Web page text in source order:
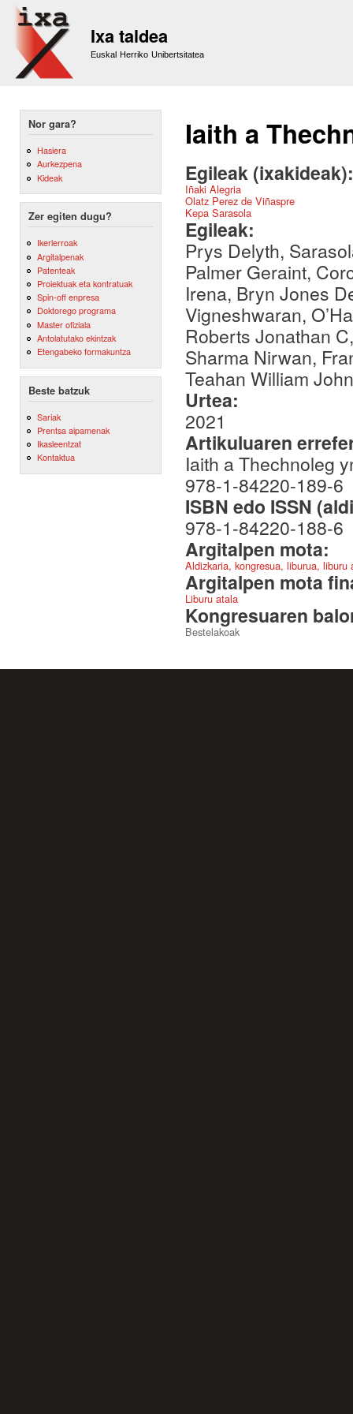
Ixa taldea
Euskal Herriko Unibertsitatea
Nor gara?
Hasiera
Aurkezpena
Kideak
Zer egiten dugu?
Ikerlerroak
Argitalpenak
Patenteak
Proiektuak eta kontratuak
Spin-off enpresa
Doktorego programa
Master ofiziala
Antolatutako ekintzak
Etengabeko formakuntza
Beste batzuk
Sariak
Prentsa aipamenak
Ikasleentzat
Kontaktua
Iaith a
Egileak
Iñaki Alegria
Olatz Perez de Viñaspre
Kepa Sarasola
Egileak:
Prys Delyth,
Palmer Geraint,
Irena, Bryn Jones
Vigneshwaran,
Roberts Jonathan
Sharma Nirwan,
Teahan William
Urtea:
2021
Artikuluaren
Iaith a Thechnoleg
978-1-84220-189-6
ISBN edo ISSN
978-1-84220-188-6
Argitalpen mota:
Aldizkaria, kongresua, liburua,
Argitalpen mota
Liburu atala
Kongresuaren
Bestelakoak